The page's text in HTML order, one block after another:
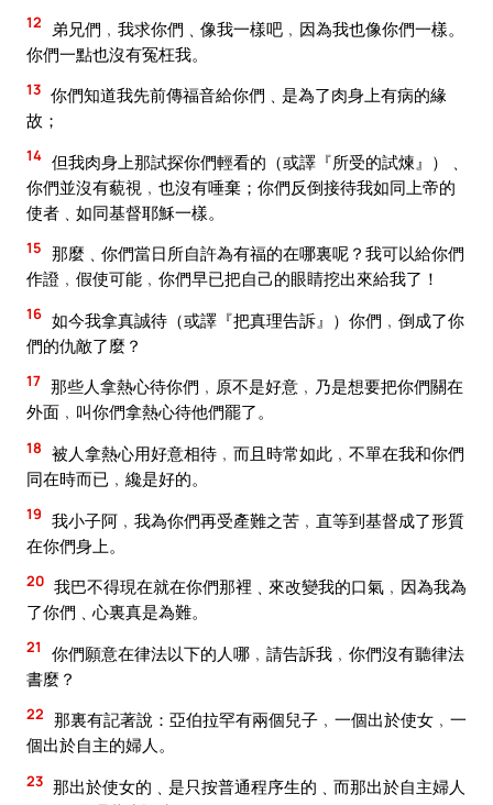
12
弟兄們﹐我求你們﹑像我一樣吧﹐因為我也像你們一樣。
你們一點也沒有冤枉我。
13 你們知道我先前傳福音給你們﹑是為了肉身上有病的緣
故；
14 但我肉身上那試探你們輕看的（或譯『所受的試煉』）﹑
你們並沒有藐視﹐也沒有唾棄；你們反倒接待我如同上帝的
使者﹑如同基督耶穌一樣。
15 那麼﹑你們當日所自許為有福的在哪裏呢？我可以給你們
作證﹐假使可能﹐你們早已把自己的眼睛挖出來給我了！
16 如今我拿真誠待（或譯『把真理告訴』）你們﹐倒成了你
們的仇敵了麼？
17 那些人拿熱心待你們﹐原不是好意﹐乃是想要把你們關在
外面﹐叫你們拿熱心待他們罷了。
18 被人拿熱心用好意相待﹐而且時常如此﹐不單在我和你們
同在時而已﹐纔是好的。
19 我小子阿﹐我為你們再受產難之苦﹐直等到基督成了形質
在你們身上。
20 我巴不得現在就在你們那裡﹑來改變我的口氣﹐因為我為
了你們﹑心裏真是為難。
21
你們願意在律法以下的人哪﹐請告訴我﹐你們沒有聽律法
書麼？
22 那裏有記著說：亞伯拉罕有兩個兒子﹐一個出於使女﹐一
個出於自主的婦人。
23 那出於使女的﹑是只按普通程序生的﹑而那出於自主婦人